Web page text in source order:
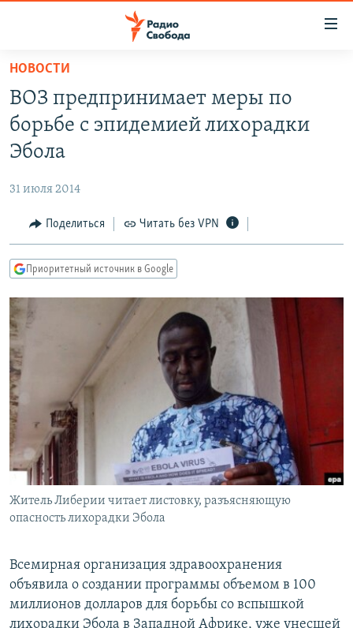
упрощенного
доступа
Вернуться
основному
Вернутся
Вернутся
поиску
ПОДКАСТЫ
АВТОРСКИЕ ПРОЕКТЫ
МНЕНИЯ
КУЛЬТУРА
КАВКАЗ.РЕАЛИИ
СЕВЕР.РЕАЛИИ
СИБИРЬ.РЕАЛИИ
РАСПИСАНИЕ ВЕЩАНИЯ
ПОДПИШИТЕСЬ НА РАССЫЛКУ
СОЦИАЛЬНЫЕ СЕТИ
НОВОСТИ
ВОЗ предпринимает меры по
борьбе с эпидемией лихорадки
Эбола
31 июля 2014
Поделиться Читать без VPN
Приоритетный источник в Google
Житель Либерии читает листовку, разъясняющую
опасность лихорадки Эбола
Всемирная организация здравоохранения
объявила о создании программы объемом в 100
миллионов долларов для борьбы со вспышкой
лихорадки Эбола в Западной Африке, уже унесшей